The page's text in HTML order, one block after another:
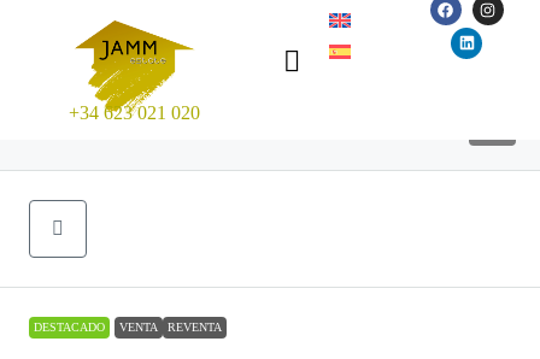
+34 623 021 020
DESTACADO VENTA REVENTA